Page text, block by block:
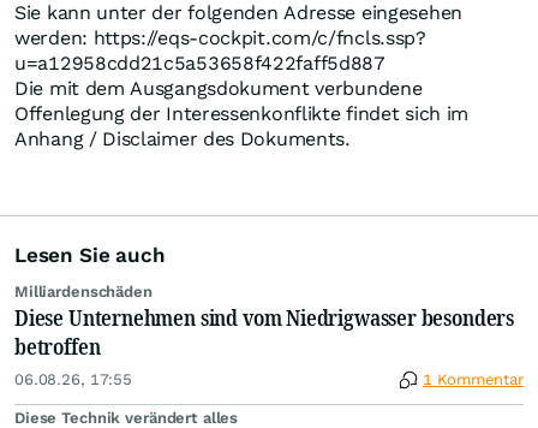
Sie kann unter der folgenden Adresse eingesehen
werden: https://eqs-cockpit.com/c/fncls.ssp?
u=a12958cdd21c5a53658f422faff5d887
Die mit dem Ausgangsdokument verbundene
Offenlegung der Interessenkonflikte findet sich im
Anhang / Disclaimer des Dokuments.
Lesen Sie auch
Milliardenschäden
Diese Unternehmen sind vom Niedrigwasser besonders
betroffen
06.08.26, 17:55 1 Kommentar
Diese Technik verändert alles